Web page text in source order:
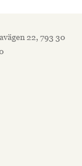
22, 793 30